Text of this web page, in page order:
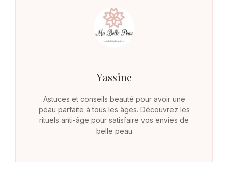
Yassine
Astuces et conseils beauté pour avoir une
peau parfaite à tous les âges. Découvrez les
rituels anti-âge pour satisfaire vos envies de
belle peau